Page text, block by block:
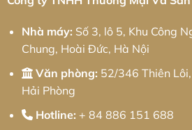
Triệu
Nhà máy: Số 3, lô 5, Khu Công
Chung, Hoài Đức, Hà Nội
Văn phòng: 52/346 Thiên
Hải Phòng
Hotline: + 84 886 151 688